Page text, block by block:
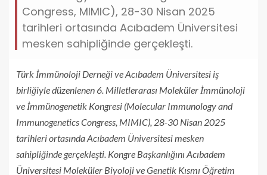
Congress, MIMIC), 28-30 Nisan 2025
tarihleri ortasında Acıbadem Üniversitesi
mesken sahipliğinde gerçekleşti.
Türk İmmünoloji Derneği ve Acıbadem Üniversitesi iş
birliğiyle düzenlenen 6. Milletlerarası Moleküler İmmünoloji
ve İmmünogenetik Kongresi (Molecular Immunology and
Immunogenetics Congress, MIMIC), 28-30 Nisan 2025
tarihleri ortasında Acıbadem Üniversitesi mesken
sahipliğinde gerçekleşti. Kongre Başkanlığını Acıbadem
Üniversitesi Moleküler Biyoloji ve Genetik Kısmı Öğretim